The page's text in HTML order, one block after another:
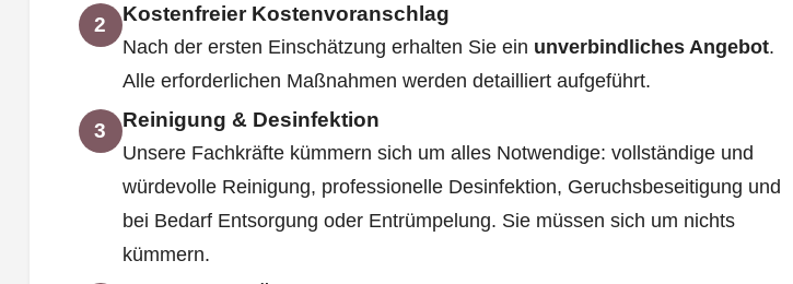
2 Kostenfreier Kostenvoranschlag
Nach der ersten Einschätzung erhalten Sie ein unverbindliches Angebot.
Alle erforderlichen Maßnahmen werden detailliert aufgeführt.
3 Reinigung & Desinfektion
Unsere Fachkräfte kümmern sich um alles Notwendige: vollständige und
würdevolle Reinigung, professionelle Desinfektion, Geruchsbeseitigung und
bei Bedarf Entsorgung oder Entrümpelung. Sie müssen sich um nichts
kümmern.